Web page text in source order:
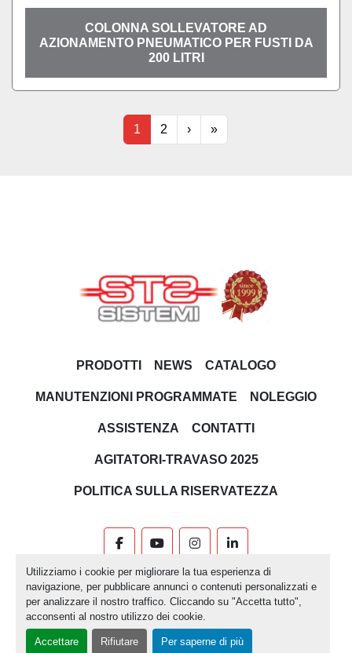
Utilizziamo i cookie per migliorare la tua esperienza di
navigazione, per pubblicare annunci o contenuti personalizzati e
per analizzare il nostro traffico. Cliccando su "Accetta tutto",
acconsenti al nostro utilizzo dei cookie.
Accettare Rifiutare Per saperne di più
COLONNA SOLLEVATORE AD
AZIONAMENTO PNEUMATICO PER FUSTI DA
200 LITRI
1 2 › »
PRODOTTI NEWS CATALOGO
MANUTENZIONI PROGRAMMATE NOLEGGIO
ASSISTENZA CONTATTI
AGITATORI-TRAVASO 2025
POLITICA SULLA RISERVATEZZA
facebookyoutubeinstagramlinkedin
Machinio Systemsito web diMachinio
Personalizza le preferenze sui Cookies